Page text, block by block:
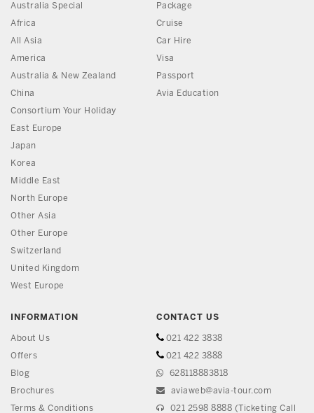
Australia Special
Africa
All Asia
America
Australia & New Zealand
China
Consortium Your Holiday
East Europe
Japan
Korea
Middle East
North Europe
Other Asia
Other Europe
Switzerland
United Kingdom
West Europe
Package
Cruise
Car Hire
Visa
Passport
Avia Education
INFORMATION
About Us
Offers
Blog
Brochures
Terms & Conditions
CONTACT US
021 422 3838
021 422 3888
628118883818
aviaweb@avia-tour.com
021 2598 8888 (Ticketing Call